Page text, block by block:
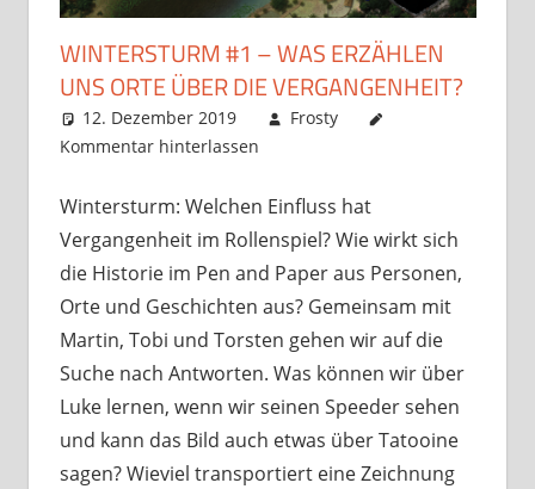
WINTERSTURM #1 – WAS ERZÄHLEN
UNS ORTE ÜBER DIE VERGANGENHEIT?
12. Dezember 2019
Frosty
Kommentar hinterlassen
Wintersturm: Welchen Einfluss hat
Vergangenheit im Rollenspiel? Wie wirkt sich
die Historie im Pen and Paper aus Personen,
Orte und Geschichten aus? Gemeinsam mit
Martin, Tobi und Torsten gehen wir auf die
Suche nach Antworten. Was können wir über
Luke lernen, wenn wir seinen Speeder sehen
und kann das Bild auch etwas über Tatooine
sagen? Wieviel transportiert eine Zeichnung